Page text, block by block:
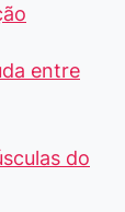
entre
do